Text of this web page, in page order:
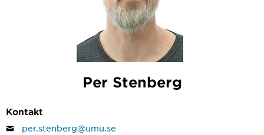
Per Stenberg
Kontakt
per.stenberg@umu.se